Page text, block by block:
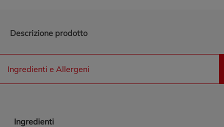
Descrizione prodotto
Ingredienti e Allergeni
Ingredienti